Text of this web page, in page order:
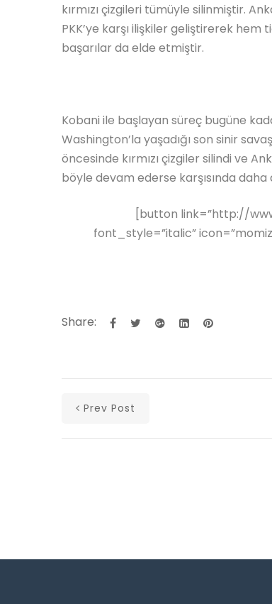
kırmızı çizgileri tümüyle silinmiştir.
PKK’ye karşı ilişkiler geliştirerek
başarılar da elde etmiştir.
Kobani ile başlayan süreç bugüne
Washington’la yaşadığı son sinir
öncesinde kırmızı çizgiler silindi ve
böyle devam ederse karşısında
[button link=”http://
font_style=”italic”
Share:
Prev Post